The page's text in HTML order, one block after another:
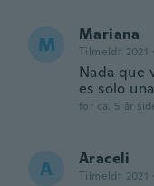
M Mariana
Tilmeldt 2021 ·
Nada que
es solo
for ca. 5 år
A Araceli
Tilmeldt 2021 ·